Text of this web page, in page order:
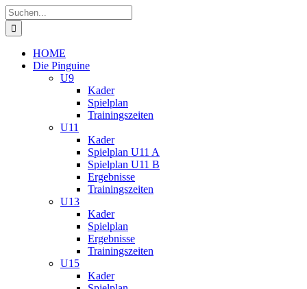
Zum
Inhalt
springen
Suche
nach:
HOME
Die Pinguine
U9
Kader
Spielplan
Trainingszeiten
U11
Kader
Spielplan U11 A
Spielplan U11 B
Ergebnisse
Trainingszeiten
U13
Kader
Spielplan
Ergebnisse
Trainingszeiten
U15
Kader